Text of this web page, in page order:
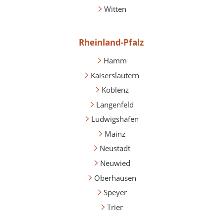
Witten
Rheinland-Pfalz
Hamm
Kaiserslautern
Koblenz
Langenfeld
Ludwigshafen
Mainz
Neustadt
Neuwied
Oberhausen
Speyer
Trier